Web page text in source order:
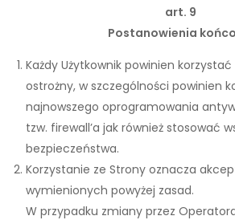
art. 9
Postanowienia
Każdy Użytkownik powinien
ostrożny, w szczególności powinien
najnowszego oprogramowania
tzw. firewall’a jak również stosować
bezpieczeństwa.
Korzystanie ze Strony oznacza
wymienionych powyżej zasad.
W przypadku zmiany przez